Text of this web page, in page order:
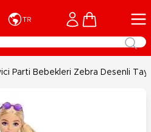
TR Cart
Parti Bebekleri Zebra Desenli